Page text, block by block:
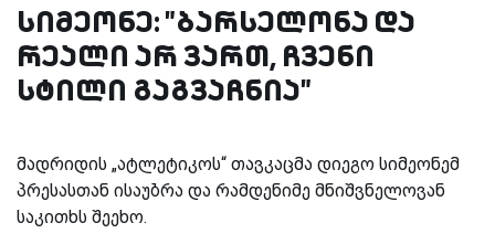
სიმეონე: "ბარსელონა და
რეალი არ ვართ, ჩვენი
სტილი გაგვაჩნია"
მადრიდის „ატლეტიკოს“ თავკაცმა დიეგო სიმეონემ
პრესასთან ისაუბრა და რამდენიმე მნიშვნელოვან
საკითხს შეეხო.